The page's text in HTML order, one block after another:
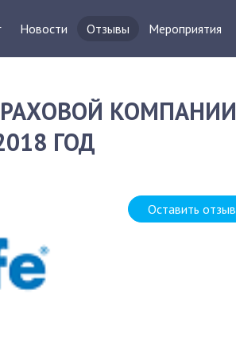
Новости Отзывы Мероприятия
КОМПАНИИ
ГОД
Оставить отзыв